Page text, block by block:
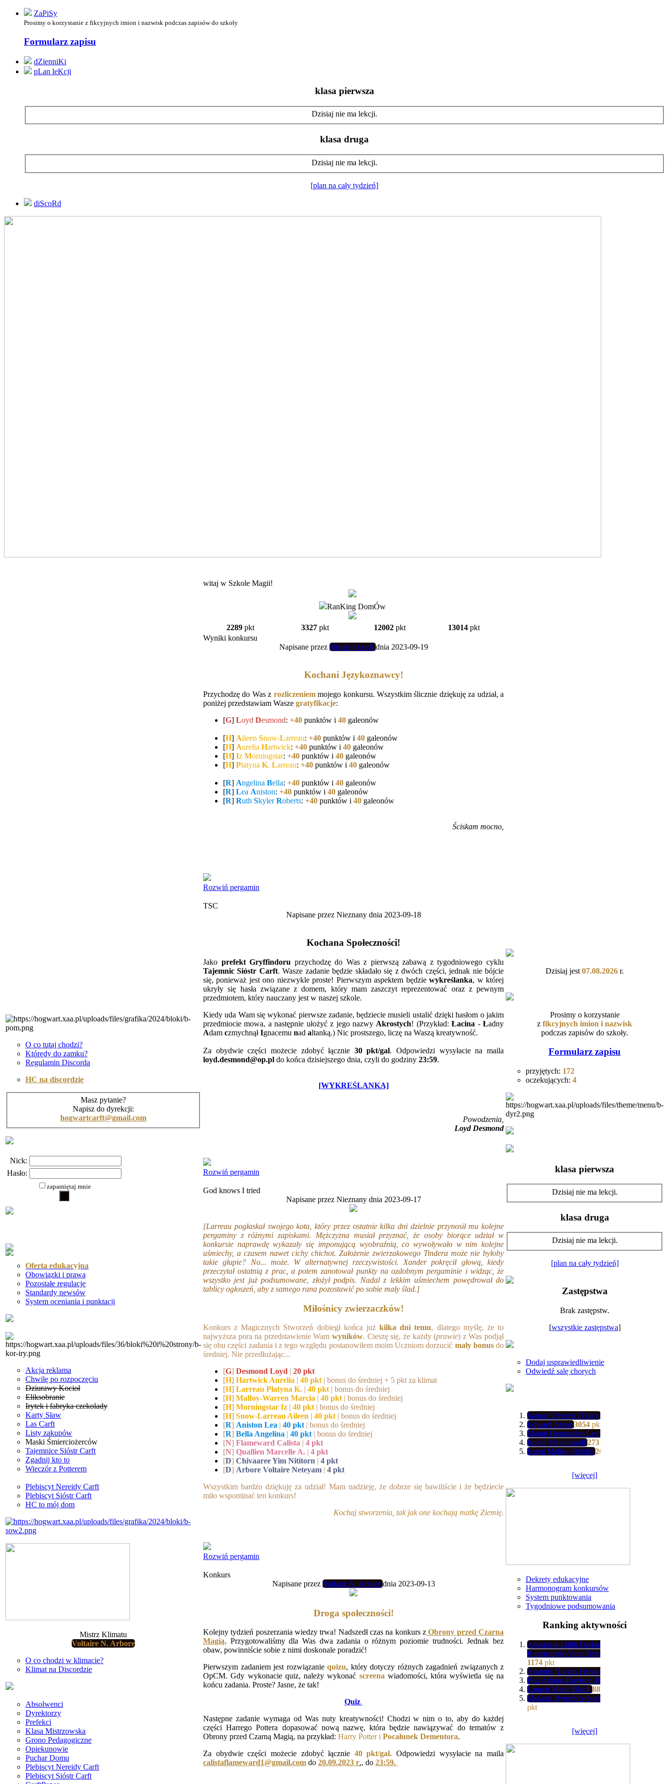
ZaPiSy
Prosimy o korzystanie z fikcyjnych imion i nazwisk podczas zapisów do szkoły
Formularz zapisu
dZienniKi
pLan leKcji
klasa pierwsza
Dzisiaj nie ma lekcji.
klasa druga
Dzisiaj nie ma lekcji.
[plan na cały tydzień]
diScoRd
O co tutaj chodzi?
Którędy do zamku?
Regulamin Discorda
HC na discordzie
Masz pytanie?
Napisz do dyrekcji:
hogwartcarft@gmail.com
Nick:
Hasło:
zapamiętaj mnie
Oferta edukacyjna
Obowiązki i prawa
Pozostałe regulacje
Standardy newsów
System oceniania i punktacji
Akcja reklama
Chwilę po rozpoczęciu
Dziurawy Kocioł
Eliksobranie
Irytek i fabryka czekolady
Karty Sław
Las Carft
Listy zakupów
Maski Śmierciożerców
Tajemnice Sióstr Carft
Zgadnij kto to
Wieczór z Potterem
Plebiscyt Nereidy Carft
Plebiscyt Sióstr Carft
HC to mój dom
Mistrz Klimatu
Voltaire N. Arbore
O co chodzi w klimacie?
Klimat na Discordzie
Absolwenci
Dyrektorzy
Prefekci
Klasa Mistrzowska
Grono Pedagogiczne
Opiekunowie
Puchar Domu
Plebiscyt Nereidy Carft
Plebiscyt Sióstr Carft
witaj w Szkole Magii!
RanKing DomÓw
2289 pkt 3327 pkt 12002 pkt 13014 pkt
Wyniki konkursu
Napisane przez Nicole Sketchdnia 2023-09-19
Kochani Językoznawcy!
Przychodzę do Was z rozliczeniem mojego konkursu. Wszystkim ślicznie dziękuję za udział, a
poniżej przedstawiam Wasze gratyfikacje:
[G] Loyd Desmond: +40 punktów i 40 galeonów
[H] Aileen Snow-Larreau: +40 punktów i 40 galeonów
[H] Aurelia Hartwick: +40 punktów i 40 galeonów
[H] Iz Morningstar: +40 punktów i 40 galeonów
[H] Platyna K. Larreau: +40 punktów i 40 galeonów
[R] Angelina Bella: +40 punktów i 40 galeonów
[R] Lea Aniston: +40 punktów i 40 galeonów
[R] Ruth SkylerRoberts: +40 punktów i 40 galeonów
Ściskam mocno,
Rozwiń pergamin
TSC
Napisane przez Nieznany dnia 2023-09-18
Kochana Społeczności!
Jako prefekt Gryffindoru przychodzę do Was z pierwszą zabawą z tygodniowego cyklu
Tajemnic Sióstr Carft. Wasze zadanie będzie składało się z dwóch części, jednak nie bójcie
się, ponieważ jest ono niezwykle proste! Pierwszym aspektem będziewykreślanka, w której
ukryły się hasła związane z domem, który mam zaszczyt reprezentować oraz z pewnym
przedmiotem, który nauczany jest w naszej szkole.
Kiedy uda Wam się wykonać pierwsze zadanie, będziecie musieli ustalić dzięki hasłom o jakim
przedmiocie mowa, a następnie ułożyć z jego nazwy Akrostych! (Przykład:Łacina -Ładny
Adam czmychnąłIgnacemu nad altanką.) Nic prostszego, liczę na Waszą kreatywność.
Za obydwie części możecie zdobyć łącznie 30 pkt/gal. Odpowiedzi wysyłacie na maila
loyd.desmond@op.pl do końca dzisiejszego dnia, czyli do godziny 23:59.
[WYKREŚLANKA]
Powodzenia,
Loyd Desmond
Rozwiń pergamin
God knows I tried
Napisane przez Nieznany dnia 2023-09-17
[Larreau pogłaskał swojego kota, który przez ostatnie kilka dni dzielnie przynosił mu kolejne
pergaminy z różnymi zapiskami. Mężczyzna musiał przyznać, że osoby biorące udział w
konkursie naprawdę wykazały się imponującą wyobraźnią, co wywoływało w nim kolejne
uśmiechy, a czasem nawet cichy chichot. Założenie zwierzakowego Tindera może nie byłoby
takie głupie? No... może. W alternatywnej rzeczywistości. Xander pokręcił głową, kiedy
przeczytał ostatnią z prac, a potem zanotował punkty na ozdobnym pergaminie i widząc, że
wszystko jest już podsumowane, złożył podpis. Nadal z lekkim uśmiechem powędrował do
tablicy ogłoszeń, aby z samego rana pozostawić po sobie mały ślad.]
Miłośnicy zwierzaczków!
Konkurs z Magicznych Stworzeń dobiegł końca jużkilka dni temu, dlatego myślę, że to
najwyższa pora na przedstawienie Wamwyników. Cieszę się, że każdy (prawie) z Was podjął
się obu części zadania i z tego względu postanowiłem moim Uczniom dorzucić mały bonusdo
średniej. Nie przedłużając...
[G] Desmond Loyd | 20 pkt
[H] Hartwick Aurelia | 40 pkt | bonus do średniej + 5 pkt za klimat
[H] Larreau Platyna K. | 40 pkt | bonus do średniej
[H] Malfoy-Warren Marcia | 40 pkt | bonus do średniej
[H] Morningstar Iz | 40 pkt | bonus do średniej
[H] Snow-Larreau Aileen | 40 pkt | bonus do średniej
[R] Aniston Lea | 40 pkt | bonus do średniej
[R] Bella Angelina | 40 pkt | bonus do średniej
[N] Flameward Calista | 4 pkt
[N] Quallien Marcelle A. | 4 pkt
[D] Chivaaree Yim Nititorn | 4 pkt
[D] Arbore Voltaire Neteyam | 4 pkt
Wszystkim bardzo dziękuję za udział! Mam nadzieję, że dobrze się bawiliście i że będziecie
miło wspominać ten konkurs!
Kochaj stworzenia, tak jak one kochają matkę Ziemię.
Rozwiń pergamin
Konkurs
Napisane przez Voltaire N. Arborednia 2023-09-13
Droga społeczności!
Kolejny tydzień poszerzania wiedzy trwa! Nadszedł czas na konkurs z Obrony przed Czarną
Magią. Przygotowaliśmy dla Was dwa zadania o różnym poziomie trudności. Jednak bez
obaw, powinniście sobie z nimi doskonale poradzić!
Pierwszym zadaniem jest rozwiązanie quizu, który dotyczy różnych zagadnień związanych z
OpCM. Gdy wykonacie quiz, należy wykonać screenawiadomości, która wyświetla się na
końcu zadania. Proste? Jasne, że tak!
Quiz
Następne zadanie wymaga od Was nuty kreatywności! Chodzi w nim o to, aby do każdej
części Harrego Pottera dopasować nową nazwę, która będzie nawiązywać do tematów z
Obrony przed Czarną Magią, na przykład: Harry Potter i Pocałunek Dementora.
Za obydwie części możecie zdobyć łącznie 40 pkt/gal. Odpowiedzi wysyłacie na maila
calistaflameward1@gmail.com do 20.09.2023 r., do 23:59.
Dzisiaj jest 07.08.2026 r.
Prosimy o korzystanie
z fikcyjnych imion i nazwisk
podczas zapisów do szkoły.
Formularz zapisu
przyjętych: 172
oczekujących: 4
klasa pierwsza
Dzisiaj nie ma lekcji.
klasa druga
Dzisiaj nie ma lekcji.
[plan na cały tydzień]
Zastępstwa
Brak zastępstw.
[wszystkie zastępstwa]
Dodaj usprawiedliwienie
Odwiedź salę chorych
Samuel Everest D'arcy
Edward Arver3054 pkt
Magui Hernandez-Leclerc
Isobel Mcgonagall2731
Izumi Malfoy-Riddle2608
[więcej]
Dekrety edukacyjne
Harmonogram konkursów
System punktowania
Tygodniowe podsumowania
Ranking aktywności
Anastazja-Lilith Darkness-
Ravenshade-Vane-River-Valkorion
1174 pkt
Auronis Noctris Hwang
Bea Arbore-Davison-Rettop
Lauren Marie Black887
Melanie Ryneth Arbore-Wood
pkt
[więcej]